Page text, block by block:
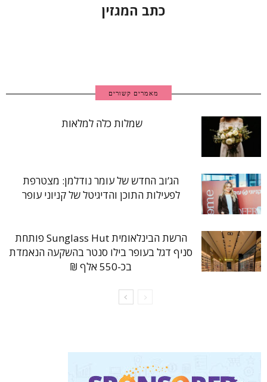
כתב המגזין
מאמרים קשורים
שמלות כלה למלאות
הג’וב החדש של עומר נודלמן: מצטרפת
לפעילות התוכן והדיגיטל של קניוני עופר
הרשת הבינלאומית Sunglass Hut פותחת
סניף דגל בעופר בילו סנטר בהשקעה הנאמדת
בכ-550 אלף ₪